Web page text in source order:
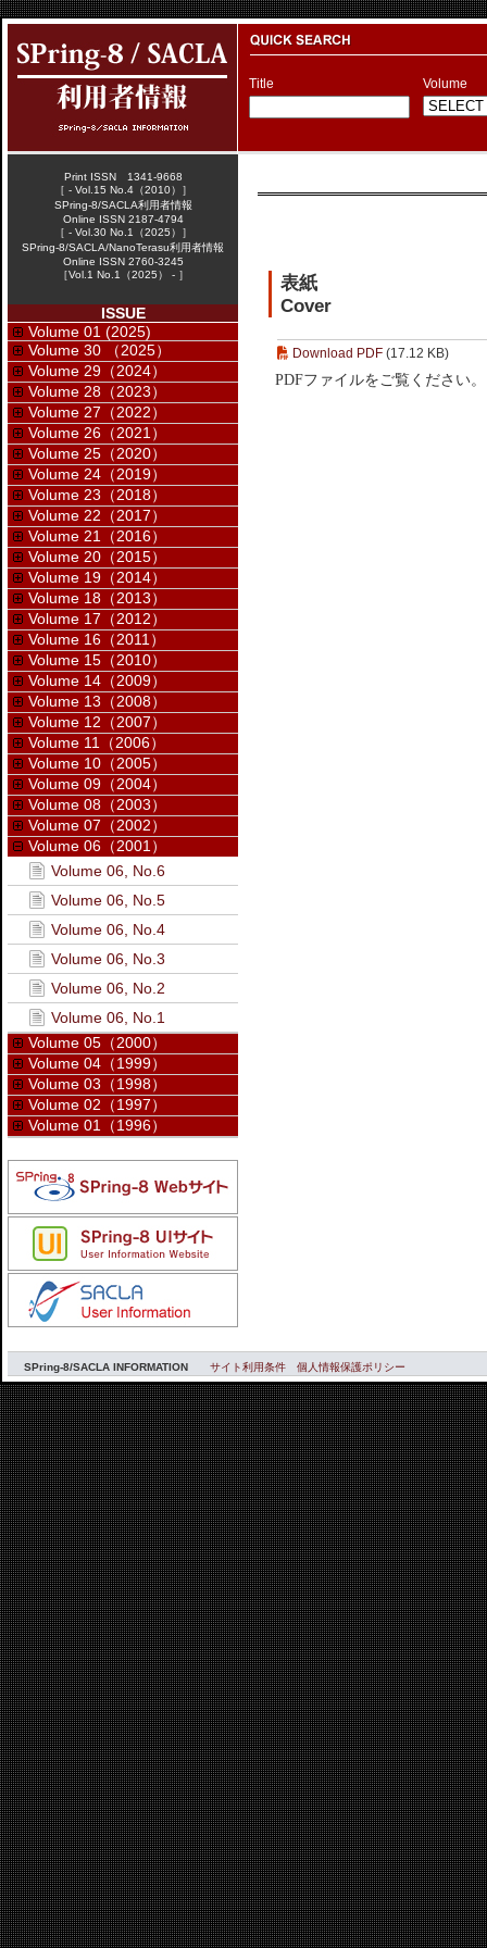
Title Volume
表紙
Cover
Download PDF (17.12 KB)
PDFファイルをご覧ください。
Print ISSN 1341-9668
［ - Vol.15 No.4（2010）］
SPring-8/SACLA利用者情報
Online ISSN 2187-4794
［ - Vol.30 No.1（2025）］
SPring-8/SACLA/NanoTerasu利用者情報
Online ISSN 2760-3245
［Vol.1 No.1（2025） - ］
ISSUE
Volume 01 (2025)
Volume 30 （2025）
Volume 29（2024）
Volume 28（2023）
Volume 27（2022）
Volume 26（2021）
Volume 25（2020）
Volume 24（2019）
Volume 23（2018）
Volume 22（2017）
Volume 21（2016）
Volume 20（2015）
Volume 19（2014）
Volume 18（2013）
Volume 17（2012）
Volume 16（2011）
Volume 15（2010）
Volume 14（2009）
Volume 13（2008）
Volume 12（2007）
Volume 11（2006）
Volume 10（2005）
Volume 09（2004）
Volume 08（2003）
Volume 07（2002）
Volume 06（2001）
Volume 06, No.6
Volume 06, No.5
Volume 06, No.4
Volume 06, No.3
Volume 06, No.2
Volume 06, No.1
Volume 05（2000）
Volume 04（1999）
Volume 03（1998）
Volume 02（1997）
Volume 01（1996）
SPring-8/SACLA INFORMATION サイト利用条件 個人情報保護ポリシー